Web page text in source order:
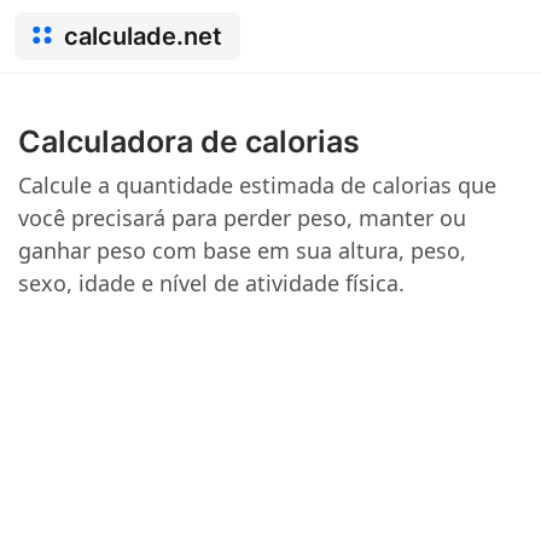
calculade.net
Calculadora de calorias
Calcule a quantidade estimada de calorias que
você precisará para perder peso, manter ou
ganhar peso com base em sua altura, peso,
sexo, idade e nível de atividade física.